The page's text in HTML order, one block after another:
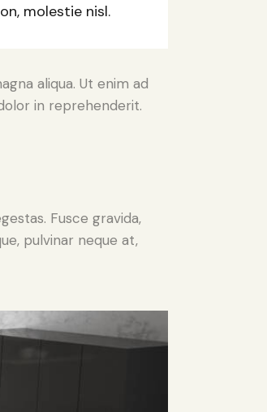
molestie nisl.
aliqua. Ut enim ad
in reprehenderit.
Fusce gravida,
pulvinar neque at,